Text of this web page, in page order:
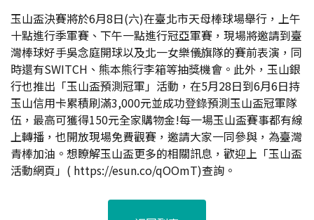
玉山盃決賽將於6月8日(六)在臺北市天母棒球場舉行，上午
十點進行季軍賽、下午一點進行冠亞軍賽，現場將邀請到臺
灣棒球好手吳念庭開球以及北一女樂儀旗隊的賽前表演，同
時還有SWITCH、熊本熊行李箱等抽獎機會。此外，玉山銀
行也推出「玉山盃預測冠軍」活動，在5月28日到6月6日持
玉山信用卡累積刷滿3,000元並成功登錄預測玉山盃冠軍隊
伍，最高可獲得150元全家購物金!每一場玉山盃賽事都有線
上轉播，也開放現場免費觀賽，邀請大家一同參與，為臺灣
青棒加油。想瞭解玉山盃更多的相關訊息，歡迎上「玉山盃
活動網頁」( https://esun.co/qOOmT)查詢。